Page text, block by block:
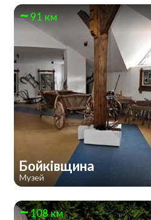
91 км
Бойківщина
Музей
108 км